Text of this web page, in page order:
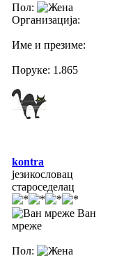
Пол:
Организација:
Име и презиме:
Поруке: 1.865
kontra
језикословац
староседелац
Ван
мреже
Пол: